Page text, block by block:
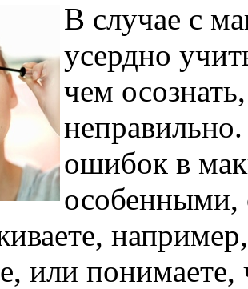
В случае с
усердно
чем
ошибок в
особенными,
или